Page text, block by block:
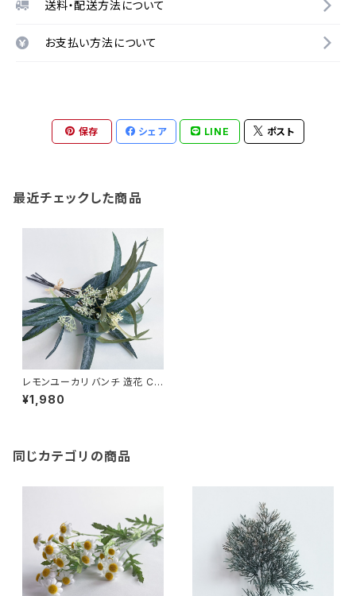
送料・配送方法について
お支払い方法について
保存 シェア LINE ポスト
最近チェックした商品
レモンユーカリ バンチ 造花 Co
rymbia citriodora アーティフ
ィシャルフラワー １束５本入り E
¥1,980
同じカテゴリの商品